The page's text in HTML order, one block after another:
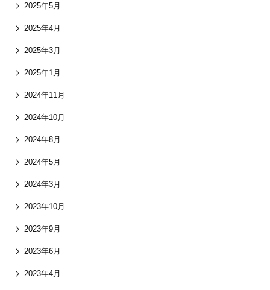
2025年5月
2025年4月
2025年3月
2025年1月
2024年11月
2024年10月
2024年8月
2024年5月
2024年3月
2023年10月
2023年9月
2023年6月
2023年4月